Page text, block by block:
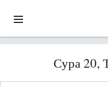
Сура 20,